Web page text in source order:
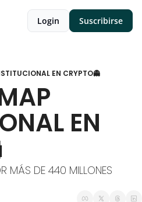
Login Suscribirse
EN CRYPTO👻
EN
MÁS DE 440 MILLONES